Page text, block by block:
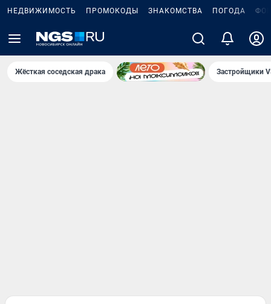
НЕДВИЖИМОСТЬ ПРОМОКОДЫ ЗНАКОМСТВА ПОГОДА
Жёсткая соседская драка Застройщики